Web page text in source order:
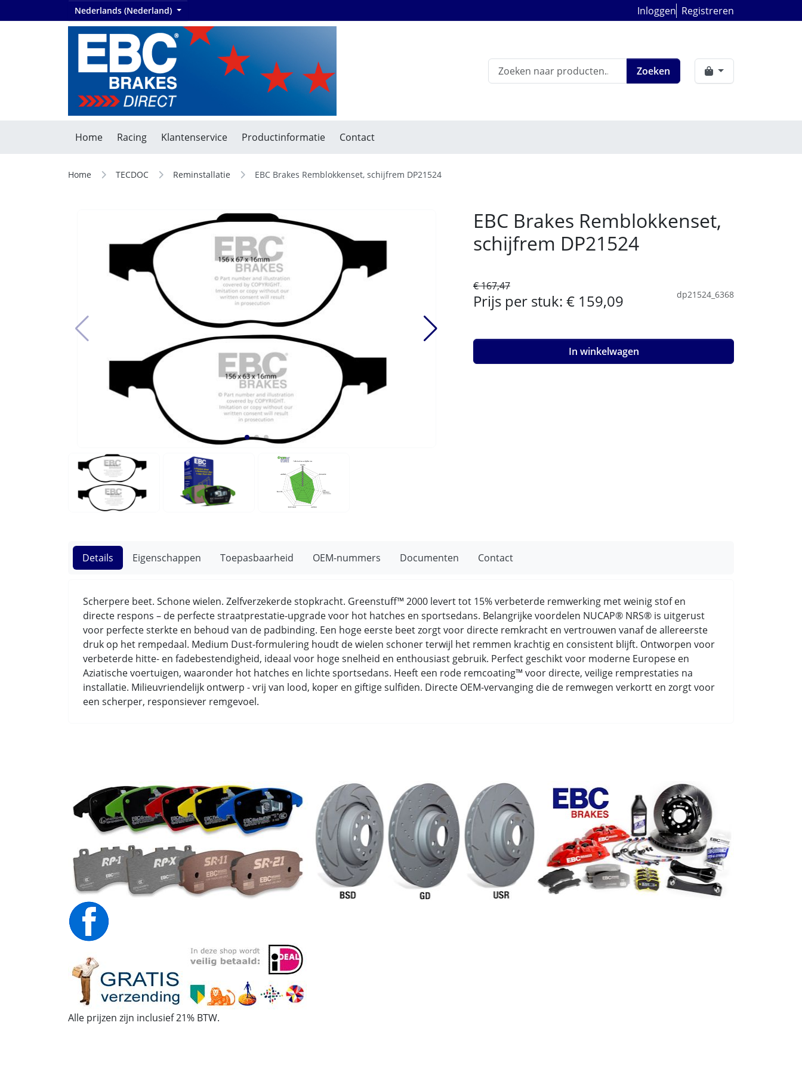
Nederlands (Nederland) Inloggen Registreren
Zoeken
Home Racing Klantenservice Productinformatie Contact
Home TECDOC Reminstallatie EBC Brakes Remblokkenset, schijfrem DP21524
EBC Brakes Remblokkenset,
schijfrem DP21524
€ 167,47
Prijs per stuk: € 159,09 dp21524_6368
In winkelwagen
Details Eigenschappen Toepasbaarheid OEM-nummers Documenten Contact
Scherpere beet. Schone wielen. Zelfverzekerde stopkracht. Greenstuff™ 2000 levert tot 15% verbeterde remwerking met weinig stof en
directe respons – de perfecte straatprestatie-upgrade voor hot hatches en sportsedans. Belangrijke voordelen NUCAP® NRS® is uitgerust
voor perfecte sterkte en behoud van de padbinding. Een hoge eerste beet zorgt voor directe remkracht en vertrouwen vanaf de allereerste
druk op het rempedaal. Medium Dust-formulering houdt de wielen schoner terwijl het remmen krachtig en consistent blijft. Ontworpen voor
verbeterde hitte- en fadebestendigheid, ideaal voor hoge snelheid en enthousiast gebruik. Perfect geschikt voor moderne Europese en
Aziatische voertuigen, waaronder hot hatches en lichte sportsedans. Heeft een rode remcoating™ voor directe, veilige remprestaties na
installatie. Milieuvriendelijk ontwerp - vrij van lood, koper en giftige sulfiden. Directe OEM-vervanging die de remwegen verkortt en zorgt voor
een scherper, responsiever remgevoel.
Alle prijzen zijn inclusief 21% BTW.